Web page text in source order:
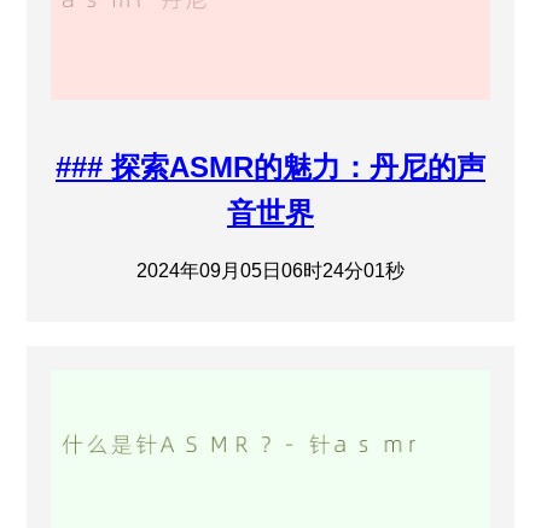
### 探索ASMR的魅力：丹尼的声
音世界
2024年09月05日06时24分01秒